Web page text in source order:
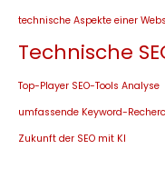
technische Aspekte einer
Technische
Top-Player SEO-Tools Analyse
umfassende Keyword-
Zukunft der SEO mit KI